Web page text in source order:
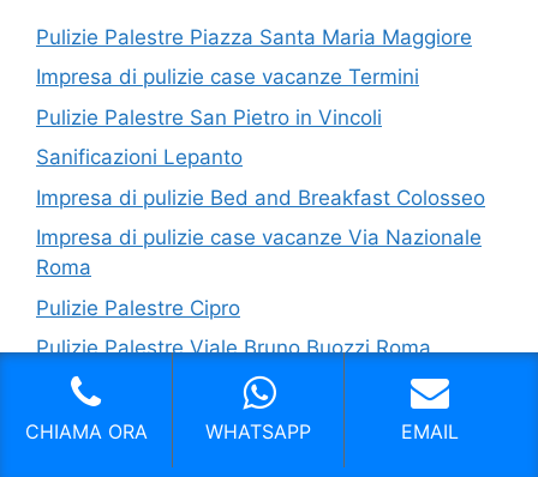
Pulizie Palestre Piazza Santa Maria Maggiore
Impresa di pulizie case vacanze Termini
Pulizie Palestre San Pietro in Vincoli
Sanificazioni Lepanto
Impresa di pulizie Bed and Breakfast Colosseo
Impresa di pulizie case vacanze Via Nazionale
Roma
Pulizie Palestre Cipro
Pulizie Palestre Viale Bruno Buozzi Roma
Sanificazioni Basilica Di San Paolo
Pulizie Negozi Re Di Roma
CHIAMA ORA WHATSAPP EMAIL